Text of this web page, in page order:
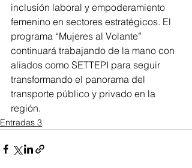
inclusión laboral y empoderamiento
femenino en sectores estratégicos. El
programa “Mujeres al Volante”
continuará trabajando de la mano con
aliados como SETTEPI para seguir
transformando el panorama del
transporte público y privado en la
región.
Entradas 3